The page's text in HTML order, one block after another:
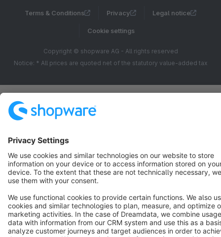
Terms & Conditions Privacy Legal notice
Cookie settings
Copyright © shopware AG - All rights reserved
Notice: * All prices are quoted net of the statutory value-added tax